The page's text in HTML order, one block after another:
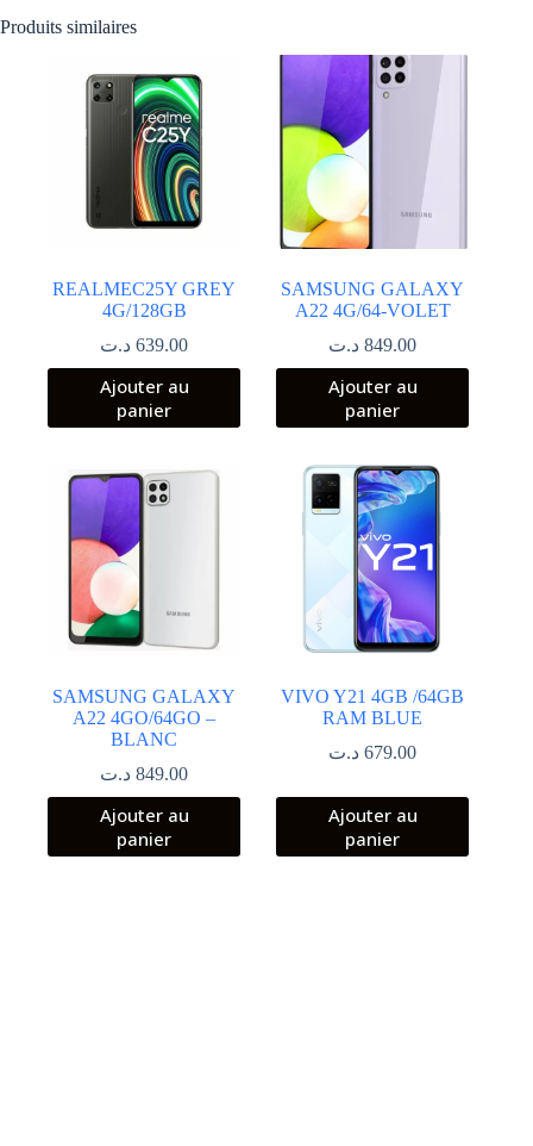
Produits similaires
REALMEC25Y GREY
4G/128GB
639.00 د.ت
Ajouter au
panier
SAMSUNG GALAXY
A22 4G/64-VOLET
849.00 د.ت
Ajouter au
panier
SAMSUNG GALAXY
A22 4GO/64GO –
BLANC
849.00 د.ت
Ajouter au
panier
VIVO Y21 4GB /64GB
RAM BLUE
679.00 د.ت
Ajouter au
panier